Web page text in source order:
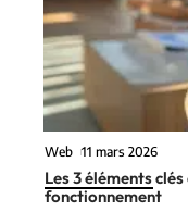
Web 11 mars 2026
Les 3 éléments
fonctionnement